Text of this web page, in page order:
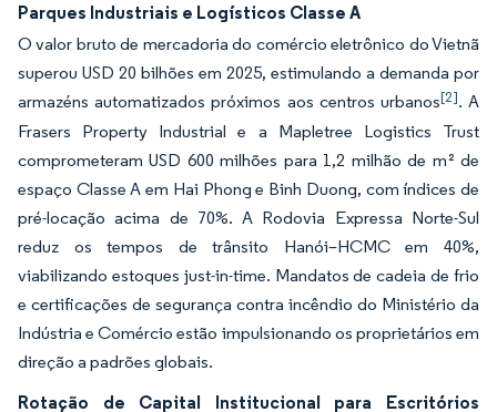
Parques Industriais e Logísticos Classe A
O valor bruto de mercadoria do comércio eletrônico do Vietnã
superou USD 20 bilhões em 2025, estimulando a demanda por
armazéns automatizados próximos aos centros urbanos[2]. A
Frasers Property Industrial e a Mapletree Logistics Trust
comprometeram USD 600 milhões para 1,2 milhão de m² de
espaço Classe A em Hai Phong e Binh Duong, com índices de
pré-locação acima de 70%. A Rodovia Expressa Norte-Sul
reduz os tempos de trânsito Hanói–HCMC em 40%,
viabilizando estoques just-in-time. Mandatos de cadeia de frio
e certificações de segurança contra incêndio do Ministério da
Indústria e Comércio estão impulsionando os proprietários em
direção a padrões globais.
Rotação de Capital Institucional para Escritórios